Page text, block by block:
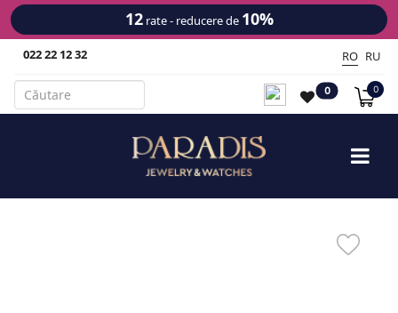
12rate - reducere de 10%
022 22 12 32 RO RU
0 0